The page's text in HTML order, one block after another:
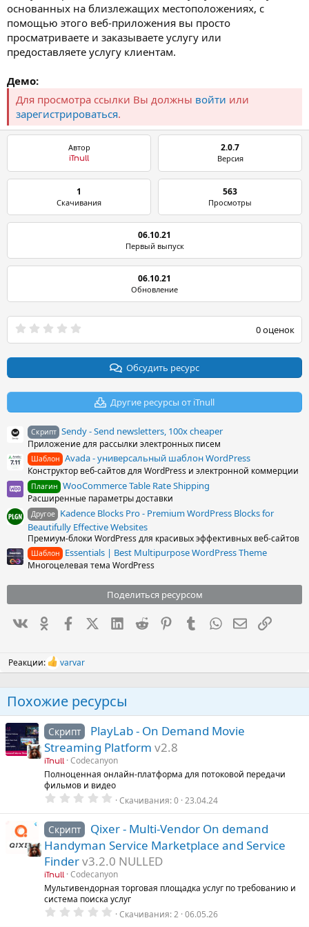
основанных на близлежащих местоположениях, с
помощью этого веб-приложения вы просто
просматриваете и заказываете услугу или
предоставляете услугу клиентам.
Демо:
Для просмотра ссылки Вы должны войти или
зарегистрироваться.
Автор
iTnull
2.0.7
Версия
1
Скачивания
563
Просмотры
06.10.21
Первый выпуск
06.10.21
Обновление
0
0
в
з
0 оценок
Обсудить ресурс
Другие ресурсы от iTnull
Скрипт Sendy - Send newsletters, 100x cheaper
Приложение для рассылки электронных писем
Шаблон Avada - универсальный шаблон WordPress
Конструктор веб-сайтов для WordPress и электронной коммерции
Плагин WooCommerce Table Rate Shipping
Расширенные параметры доставки
Другое Kadence Blocks Pro - Premium WordPress Blocks for
Beautifully Effective Websites
Премиум-блоки WordPress для красивых эффективных веб-сайтов
Шаблон Essentials | Best Multipurpose WordPress Theme
Многоцелевая тема WordPress
Поделиться ресурсом
ВконтактеОдноклассники
FacebookX (Twitter)LinkedIn
Reddit PinterestTumblrWhatsAppСсылка
Реакции:
Р
а
к
и
и
:
varvar
Похожие ресурсы
Скрипт
PlayLab - On Demand Movie
Streaming Platform v2.8
iTnull
Codecanyon
Полноценная онлайн-платформа для потоковой передачи
фильмов и видео
0
0
0
з
в
ё
з
д
Скачивания 0 23.04.24
Скрипт
Qixer - Multi-Vendor On demand
Handyman Service Marketplace and Service
Finderv3.2.0 NULLED
iTnull
Codecanyon
Мультивендорная торговая площадка услуг по требованию и
система поиска услуг
0Скачивания 2 06.05.26